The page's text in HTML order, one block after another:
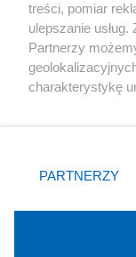
X
treści, pomiar
ulepszanie
Partnerzy
charakterystykę
zmienić/wycofać
znajdujący się w
rodzaje
użytkownika, ale
PARTNERZY